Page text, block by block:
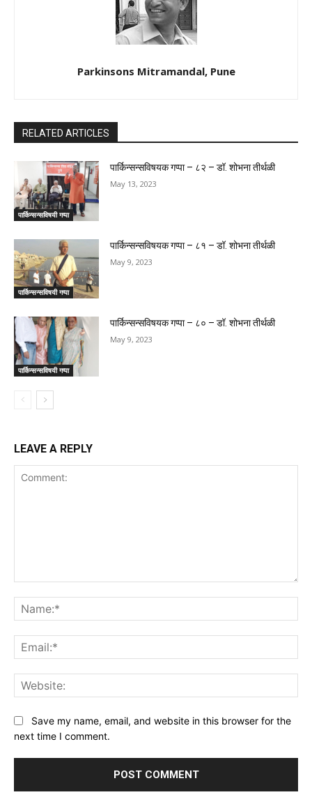
Parkinsons Mitramandal, Pune
RELATED ARTICLES
पार्किन्सन्सविषयी गप्पा
पार्किन्सन्सविषयक गप्पा – ८२ – डॉ. शोभना तीर्थळी
May 13, 2023
पार्किन्सन्सविषयी गप्पा
पार्किन्सन्सविषयक गप्पा – ८१ – डॉ. शोभना तीर्थळी
May 9, 2023
पार्किन्सन्सविषयी गप्पा
पार्किन्सन्सविषयक गप्पा – ८० – डॉ. शोभना तीर्थळी
May 9, 2023
LEAVE A REPLY
Save my name, email, and website in this browser for the
next time I comment.